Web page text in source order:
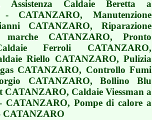
Assistenza Caldaie Beretta a
CATANZARO, Manutenzione
CATANZARO, Riparazione
CATANZARO, Pronto
Ferroli CATANZARO,
Riello CATANZARO, Pulizia
CATANZARO, Controllo Fumi
CATANZARO, Bollino Blu
CATANZARO, Caldaie Viessman a
CATANZARO, Pompe di calore a